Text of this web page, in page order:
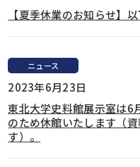
【夏季休業のお知らせ】
ニュース
2023年6月23日
東北大学史料館展示室は6
のため休館いたします（
す）。